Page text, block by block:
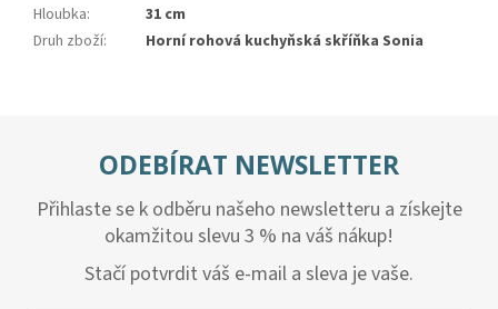
Hloubka:
31 cm
Druh zboží: Horní rohová kuchyňská skříňka Sonia
ODEBÍRAT NEWSLETTER
Přihlaste se k odběru našeho newsletteru a získejte
okamžitou slevu 3 % na váš nákup!
Stačí potvrdit váš e-mail a sleva je vaše.